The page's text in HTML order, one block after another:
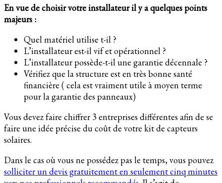
En vue de choisir votre installateur il y a quelques points
majeurs :
Quel matériel utilise t-il ?
L’installateur est-il vif et opérationnel ?
L’installateur possède-t-il une garantie décennale ?
Vérifiez que la structure est en très bonne santé
financière ( cela est vraiment utile à moyen terme
pour la garantie des panneaux)
Vous devez faire chiffrer 3 entreprises différentes afin de se
faire une idée précise du coût de votre kit de capteurs
solaires.
Dans le cas où vous ne possédez pas le temps, vous pouvez
solliciter un devis gratuitement en seulement cinq minutes